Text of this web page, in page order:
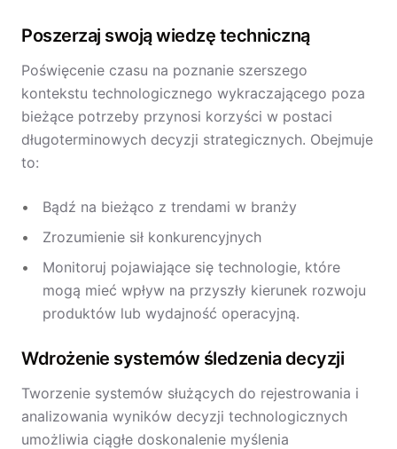
Poszerzaj swoją wiedzę techniczną
Poświęcenie czasu na poznanie szerszego
kontekstu technologicznego wykraczającego poza
bieżące potrzeby przynosi korzyści w postaci
długoterminowych decyzji strategicznych. Obejmuje
to:
Bądź na bieżąco z trendami w branży
Zrozumienie sił konkurencyjnych
Monitoruj pojawiające się technologie, które
mogą mieć wpływ na przyszły kierunek rozwoju
produktów lub wydajność operacyjną.
Wdrożenie systemów śledzenia decyzji
Tworzenie systemów służących do rejestrowania i
analizowania wyników decyzji technologicznych
umożliwia ciągłe doskonalenie myślenia